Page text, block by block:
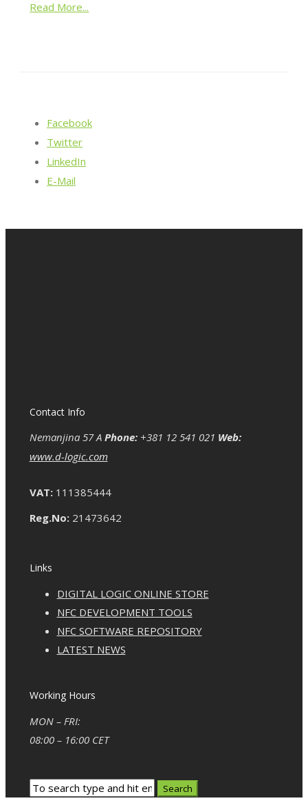
Read More...
Facebook
Twitter
LinkedIn
E-Mail
Contact Info
Nemanjina 57 A Phone:+381 12 541 021 Web:
www.d-logic.com
VAT:111385444
Reg.No:21473642
Links
DIGITAL LOGIC ONLINE STORE
NFC DEVELOPMENT TOOLS
NFC SOFTWARE REPOSITORY
LATEST NEWS
Working Hours
MON – FRI:
08:00 – 16:00 CET